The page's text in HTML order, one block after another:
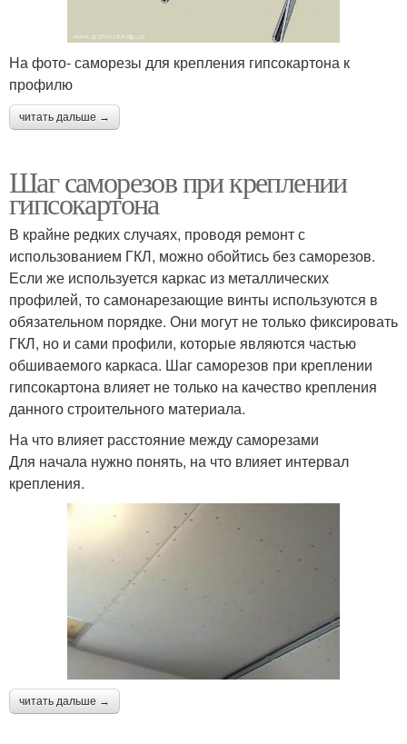
На фото- саморезы для крепления гипсокартона к
профилю
читать дальше →
Шаг саморезов при креплении
гипсокартона
В крайне редких случаях, проводя ремонт с
использованием ГКЛ, можно обойтись без саморезов.
Если же используется каркас из металлических
профилей, то самонарезающие винты используются в
обязательном порядке. Они могут не только фиксировать
ГКЛ, но и сами профили, которые являются частью
обшиваемого каркаса. Шаг саморезов при креплении
гипсокартона влияет не только на качество крепления
данного строительного материала.
На что влияет расстояние между саморезами
Для начала нужно понять, на что влияет интервал
крепления.
читать дальше →